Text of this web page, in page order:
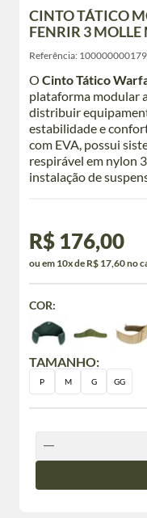
CINTO TÁTICO
FENRIR 3 MOLLE
Referência:
O Cinto Tático
plataforma modular
distribuir
estabilidade e
com EVA, possui
respirável em nylon
instalação de
R$ 176,00
ou em 10x de R$ 17,60 no
TAMANHO:
P M G GG
COR: